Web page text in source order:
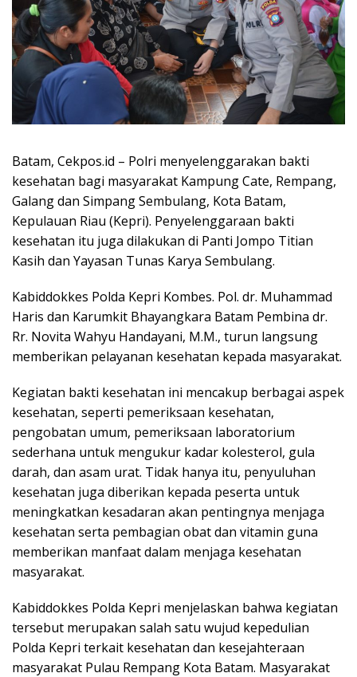
Batam, Cekpos.id – Polri menyelenggarakan bakti
kesehatan bagi masyarakat Kampung Cate, Rempang,
Galang dan Simpang Sembulang, Kota Batam,
Kepulauan Riau (Kepri). Penyelenggaraan bakti
kesehatan itu juga dilakukan di Panti Jompo Titian
Kasih dan Yayasan Tunas Karya Sembulang.
Kabiddokkes Polda Kepri Kombes. Pol. dr. Muhammad
Haris dan Karumkit Bhayangkara Batam Pembina dr.
Rr. Novita Wahyu Handayani, M.M., turun langsung
memberikan pelayanan kesehatan kepada masyarakat.
Kegiatan bakti kesehatan ini mencakup berbagai aspek
kesehatan, seperti pemeriksaan kesehatan,
pengobatan umum, pemeriksaan laboratorium
sederhana untuk mengukur kadar kolesterol, gula
darah, dan asam urat. Tidak hanya itu, penyuluhan
kesehatan juga diberikan kepada peserta untuk
meningkatkan kesadaran akan pentingnya menjaga
kesehatan serta pembagian obat dan vitamin guna
memberikan manfaat dalam menjaga kesehatan
masyarakat.
Kabiddokkes Polda Kepri menjelaskan bahwa kegiatan
tersebut merupakan salah satu wujud kepedulian
Polda Kepri terkait kesehatan dan kesejahteraan
masyarakat Pulau Rempang Kota Batam. Masyarakat